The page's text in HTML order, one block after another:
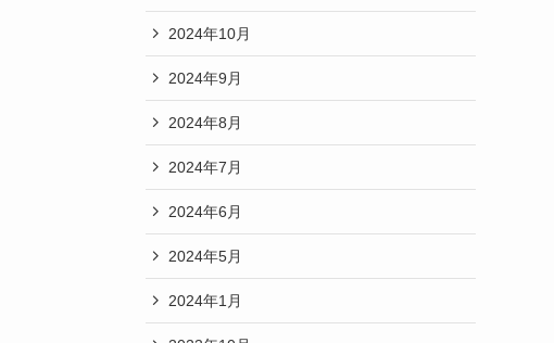
2024年10月
2024年9月
2024年8月
2024年7月
2024年6月
2024年5月
2024年1月